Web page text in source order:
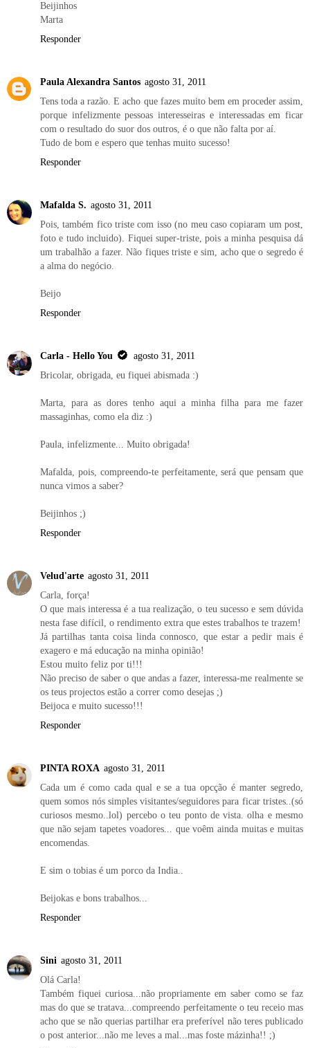
Beijinhos
Marta
Responder
Paula Alexandra Santos agosto 31, 2011
Tens toda a razão. E acho que fazes muito bem em proceder assim,
porque infelizmente pessoas interesseiras e interessadas em ficar
com o resultado do suor dos outros, é o que não falta por aí.
Tudo de bom e espero que tenhas muito sucesso!
Responder
Mafalda S. agosto 31, 2011
Pois, também fico triste com isso (no meu caso copiaram um post,
foto e tudo incluido). Fiquei super-triste, pois a minha pesquisa dá
um trabalhão a fazer. Não fiques triste e sim, acho que o segredo é
a alma do negócio.
Beijo
Responder
Carla - Hello You
agosto 31, 2011
Bricolar, obrigada, eu fiquei abismada :)
Marta, para as dores tenho aqui a minha filha para me fazer
massaginhas, como ela diz :)
Paula, infelizmente... Muito obrigada!
Mafalda, pois, compreendo-te perfeitamente, será que pensam que
nunca vimos a saber?
Beijinhos ;)
Responder
Velud'arte agosto 31, 2011
Carla, força!
O que mais interessa é a tua realização, o teu sucesso e sem dúvida
nesta fase difícil, o rendimento extra que estes trabalhos te trazem!
Já partilhas tanta coisa linda connosco, que estar a pedir mais é
exagero e má educação na minha opinião!
Estou muito feliz por ti!!!
Não preciso de saber o que andas a fazer, interessa-me realmente se
os teus projectos estão a correr como desejas ;)
Beijoca e muito sucesso!!!
Responder
PINTA ROXA agosto 31, 2011
Cada um é como cada qual e se a tua opcção é manter segredo,
quem somos nós simples visitantes/seguidores para ficar tristes..(só
curiosos mesmo..lol) percebo o teu ponto de vista. olha e mesmo
que não sejam tapetes voadores... que voêm ainda muitas e muitas
encomendas.
E sim o tobias é um porco da India..
Beijokas e bons trabalhos...
Responder
Sini agosto 31, 2011
Olá Carla!
Também fiquei curiosa...não propriamente em saber como se faz
mas do que se tratava...compreendo perfeitamente o teu receio mas
acho que se não querias partilhar era preferível não teres publicado
o post anterior...não me leves a mal...mas foste mázinha!! ;)